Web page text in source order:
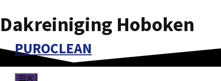
Spring
naar
de PUROCLEAN
Dakreiniging Hoboken